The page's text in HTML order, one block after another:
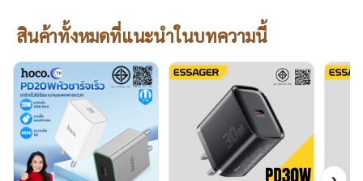
สินค้าทั้งหมดที่แนะนำในบทความนี้